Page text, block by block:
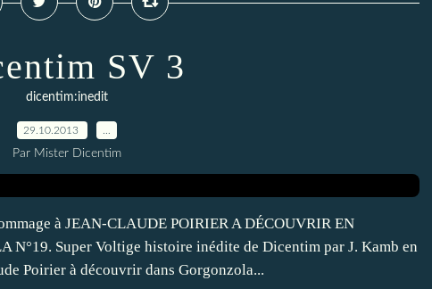
SV 3
dicentim:inedit
29.10.2013
Par Mister Dicentim
à JEAN-CLAUDE POIRIER A DÉCOUVRIR EN
N°19. Super Voltige histoire inédite de Dicentim par J. Kamb en
Poirier à découvrir dans Gorgonzola...